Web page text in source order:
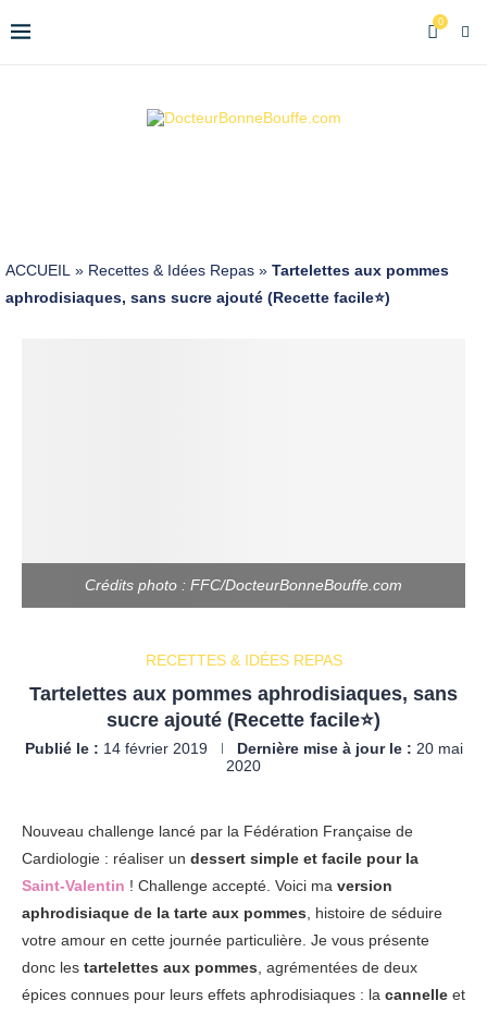
0
ACCUEIL » Recettes & Idées Repas » Tartelettes aux pommes
aphrodisiaques, sans sucre ajouté (Recette facile⭐)
Crédits photo : FFC/DocteurBonneBouffe.com
RECETTES & IDÉES REPAS
Tartelettes aux pommes aphrodisiaques, sans
sucre ajouté (Recette facile⭐)
Publié le : 14 février 2019 Dernière mise à jour le : 20 mai
2020
Nouveau challenge lancé par la Fédération Française de
Cardiologie : réaliser un dessert simple et facile pour la
Saint-Valentin ! Challenge accepté. Voici ma version
aphrodisiaque de la tarte aux pommes, histoire de séduire
votre amour en cette journée particulière. Je vous présente
donc les tartelettes aux pommes, agrémentées de deux
épices connues pour leurs effets aphrodisiaques : la cannelle et